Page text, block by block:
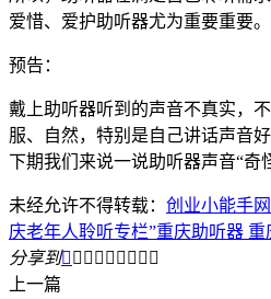
爱惜、爱护助听器尤为重要重要。
预告：
戴上助听器听到的声音不真实，
服、自然，特别是自己讲话声音
下期我们来说一说助听器声音“奇
未经允许不得转载： 创业小能手网
庆老年人聆听专栏”重庆助听器
分享到        
上一篇